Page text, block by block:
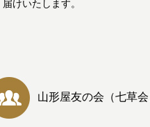
届けいたします。
山形屋友の会 （七草会